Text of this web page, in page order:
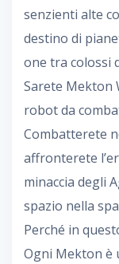
senzienti alte
destino di
one tra colossi
Sarete Mekton
robot da
Combatterete
affronterete
minaccia degli
spazio nella
Perché in
Ogni Mekton è